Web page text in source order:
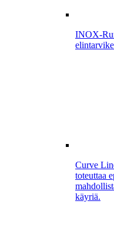
INOX-
Curve
toteuttaa
käyriä.